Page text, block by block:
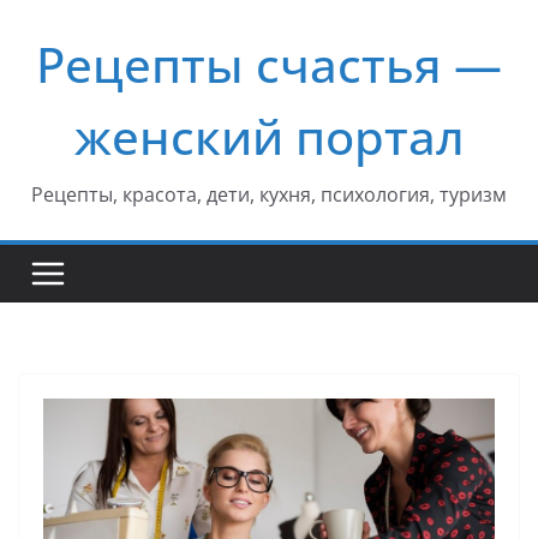
содержимому
Рецепты счастья —
женский портал
Рецепты, красота, дети, кухня, психология, туризм